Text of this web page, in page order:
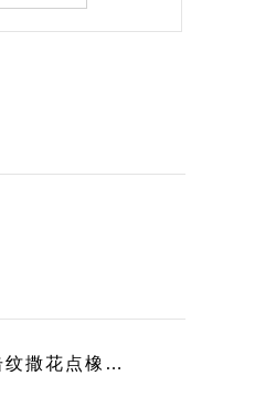
平面小碎花橡胶地板和锤击纹撒花点橡胶地板的有什么区别